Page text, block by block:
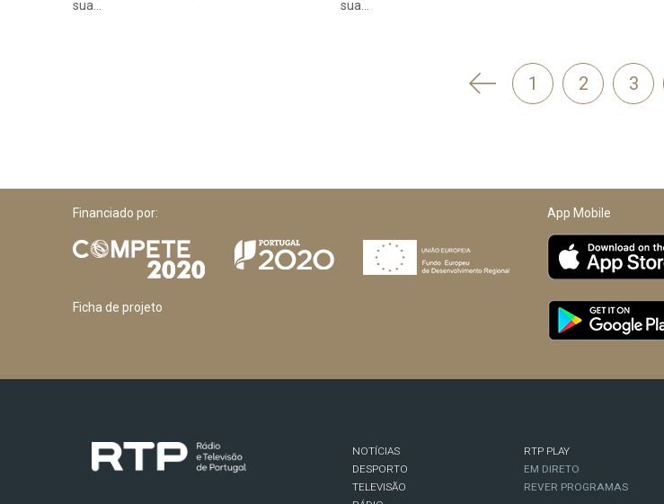
sua…
sua…
'
1 2 3
Financiado por:
Ficha de projeto
App Mobile
NOTÍCIAS
DESPORTO
TELEVISÃO
RTP PLAY
EM DIRETO
REVER PROGRAMAS